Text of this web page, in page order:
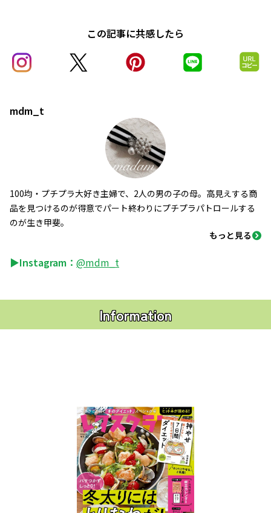
この記事に共感したら
mdm_t
100均・プチプラ大好き主婦で、2人の男の子の母。高見えする商
品を見つけるのが得意でパート終わりにプチプラパトロールする
のが生き甲斐。
もっと見る
▶Instagram： @mdm_t
Information